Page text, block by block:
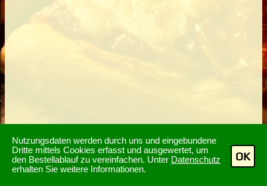
Nutzungsdaten werden durch uns und eingebundene
Dritte mittels Cookies erfasst und ausgewertet, um
den Bestellablauf zu vereinfachen. Unter Datenschutz
erhalten Sie weitere Informationen.
OK